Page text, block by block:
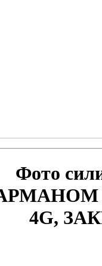
Фото
4G,